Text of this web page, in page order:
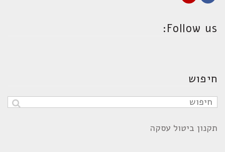
Follow us:
חיפוש
תקנון ביטול עסקה